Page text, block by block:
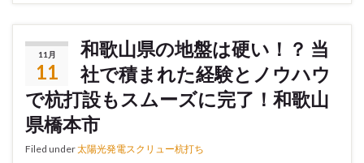
11月
11
和歌山県の地盤は硬い！？ 当
社で積まれた経験とノウハウ
で杭打設もスムーズに完了！和歌山
県橋本市
Filed under太陽光発電スクリュー杭打ち